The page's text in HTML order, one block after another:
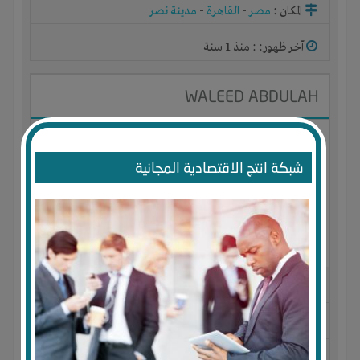
شبكة انتج الاقتصادية المجانية
المكان : مصر- القاهرة - مدينة نصر
آخر ظهور: : منذ 1 سنة
WALEED ABDULAH
الجنس : ذكر
لديـه : المال-الوقت - شركة أو مصنع أو ورشة